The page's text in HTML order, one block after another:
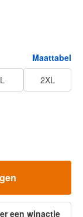
Maattabel
2XL
een winactie